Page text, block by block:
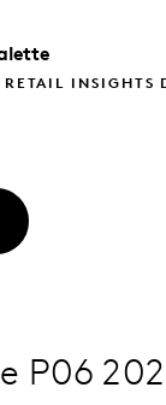
RETAIL INSIGHTS
P06